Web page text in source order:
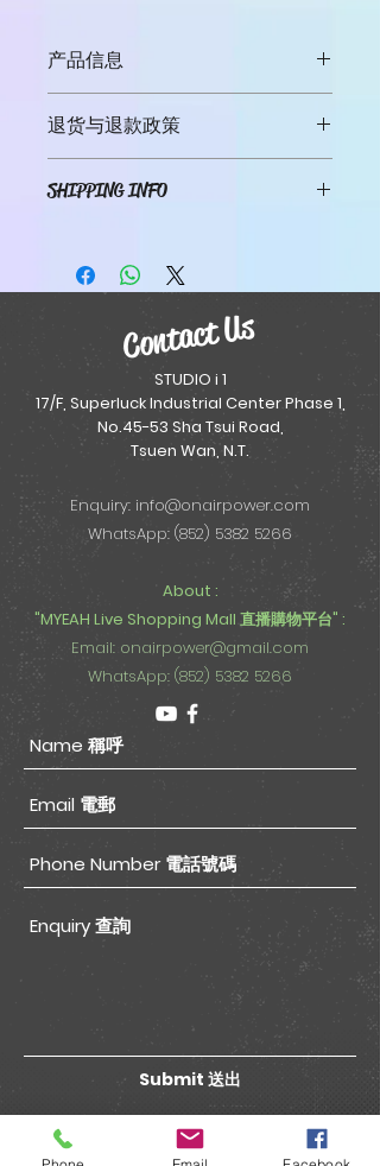
产品信息
品的更多信息，例如尺寸、材料、保养
和清洗说明。另外，也可在此处描述产
品的独特之处，以及能给客户带来哪些
好处。买家总是希望能在购买之前清楚
品。
退货与退款政策
户说明如何处理不满意的产品。退款或
忧。
SHIPPING INFO
place to add more information
about your shipping methods,
packaging and cost. Providing
straightforward information
about your shipping policy is a
great way to build trust and
reassure your customers that
they can buy from you with
confidence.
Contact Us
STUDIO i 1
17/F, Superluck Industrial Center Phase 1,
No.45-53 Sha Tsui Road,
Tsuen Wan, N.T.
Enquiry: info@onairpower.com
WhatsApp: (852) 5382 5266
About :
"MYEAH Live Shopping Mall 直播購物平台" :
Email: onairpower@gmail.com
WhatsApp: (852) 5382 5266
Submit 送出